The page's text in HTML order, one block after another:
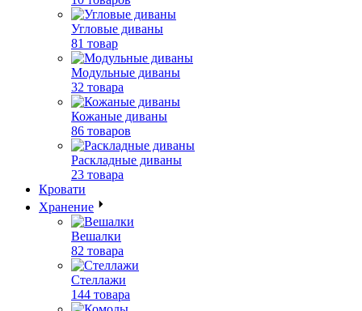
Угловые диваны
81 товар
Модульные диваны
32 товара
Кожаные диваны
86 товаров
Раскладные диваны
23 товара
Кровати
Хранение
Вешалки
82 товара
Стеллажи
144 товара